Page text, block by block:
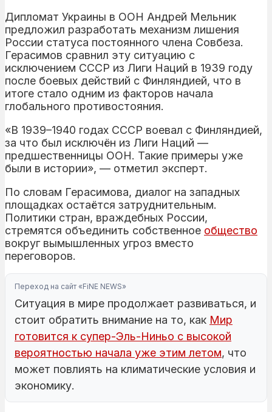
Дипломат Украины в ООН Андрей Мельник
предложил разработать механизм лишения
России статуса постоянного члена Совбеза.
Герасимов сравнил эту ситуацию с
исключением СССР из Лиги Наций в 1939 году
после боевых действий с Финляндией, что в
итоге стало одним из факторов начала
глобального противостояния.
«В 1939–1940 годах СССР воевал с Финляндией,
за что был исключён из Лиги Наций —
предшественницы ООН. Такие примеры уже
были в истории», — отметил эксперт.
По словам Герасимова, диалог на западных
площадках остаётся затруднительным.
Политики стран, враждебных России,
стремятся объединить собственное общество
вокруг вымышленных угроз вместо
переговоров.
Переход на сайт «FiNE NEWS»
Ситуация в мире продолжает развиваться, и
стоит обратить внимание на то, как Мир
готовится к супер-Эль-Ниньо с высокой
вероятностью начала уже этим летом, что
может повлиять на климатические условия и
экономику.